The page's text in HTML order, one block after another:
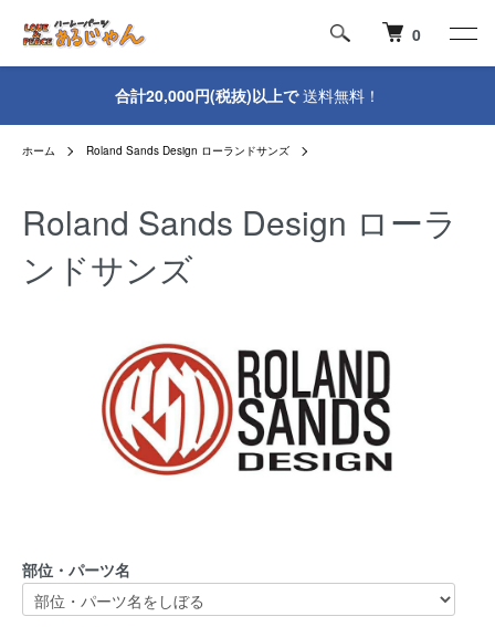
0
合計20,000円(税抜)以上で送料無料！
ホーム Roland Sands Design ローランドサンズ
Roland Sands Design ローラ
ンドサンズ
部位・パーツ名